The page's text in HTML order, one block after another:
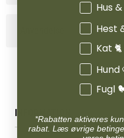
INFORMATION
Betingelser & vilkår
Hus
Hest
Kat 🐈
Hund
Fugl
*Rabatten aktiveres
rabat. Læs øvrige